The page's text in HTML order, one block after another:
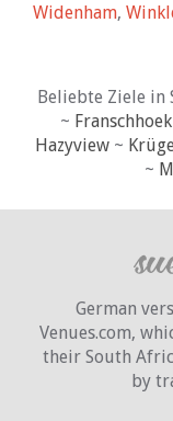
Widenham,
Beliebte Ziele in
~ Franschhoek
Hazyview~
~
German
Venues.com,
their South
by